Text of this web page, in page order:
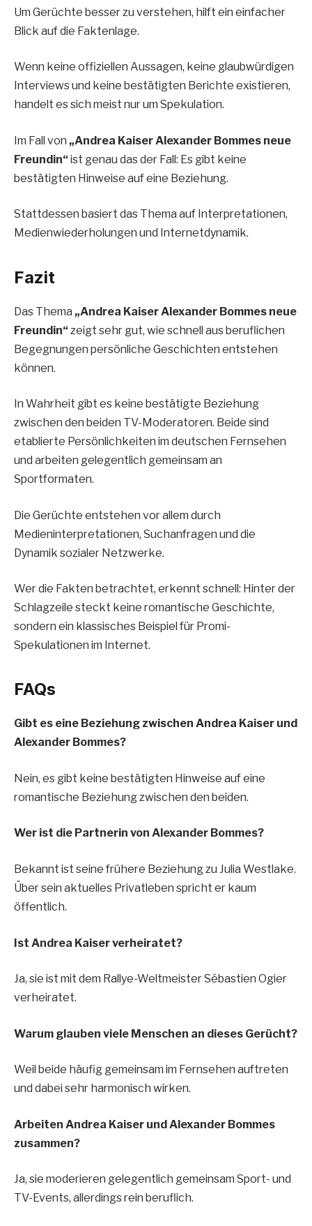
Um Gerüchte besser zu verstehen, hilft ein einfacher
Blick auf die Faktenlage.
Wenn keine offiziellen Aussagen, keine glaubwürdigen
Interviews und keine bestätigten Berichte existieren,
handelt es sich meist nur um Spekulation.
Im Fall von „Andrea Kaiser Alexander Bommes neue
Freundin“ ist genau das der Fall: Es gibt keine
bestätigten Hinweise auf eine Beziehung.
Stattdessen basiert das Thema auf Interpretationen,
Medienwiederholungen und Internetdynamik.
Fazit
Das Thema „Andrea Kaiser Alexander Bommes neue
Freundin“ zeigt sehr gut, wie schnell aus beruflichen
Begegnungen persönliche Geschichten entstehen
können.
In Wahrheit gibt es keine bestätigte Beziehung
zwischen den beiden TV-Moderatoren. Beide sind
etablierte Persönlichkeiten im deutschen Fernsehen
und arbeiten gelegentlich gemeinsam an
Sportformaten.
Die Gerüchte entstehen vor allem durch
Medieninterpretationen, Suchanfragen und die
Dynamik sozialer Netzwerke.
Wer die Fakten betrachtet, erkennt schnell: Hinter der
Schlagzeile steckt keine romantische Geschichte,
sondern ein klassisches Beispiel für Promi-
Spekulationen im Internet.
FAQs
Gibt es eine Beziehung zwischen Andrea Kaiser und
Alexander Bommes?
Nein, es gibt keine bestätigten Hinweise auf eine
romantische Beziehung zwischen den beiden.
Wer ist die Partnerin von Alexander Bommes?
Bekannt ist seine frühere Beziehung zu Julia Westlake.
Über sein aktuelles Privatleben spricht er kaum
öffentlich.
Ist Andrea Kaiser verheiratet?
Ja, sie ist mit dem Rallye-Weltmeister Sébastien Ogier
verheiratet.
Warum glauben viele Menschen an dieses Gerücht?
Weil beide häufig gemeinsam im Fernsehen auftreten
und dabei sehr harmonisch wirken.
Arbeiten Andrea Kaiser und Alexander Bommes
zusammen?
Ja, sie moderieren gelegentlich gemeinsam Sport- und
TV-Events, allerdings rein beruflich.